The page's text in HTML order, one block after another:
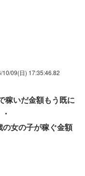
10/09(日) 17:35:46.82
稼いだ金額もう既に
女の子が稼ぐ金額